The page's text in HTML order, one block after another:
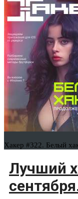
Хакер #322. Белый
Лучший